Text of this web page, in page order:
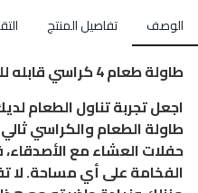
الوصف تفاصيل المنتج
طاولة طعام 4 كراسي قابله للطي بتصميم مميز بعدة الوان
اجعل تجربة تناول الطعام
طاولة الطعام والكراسي
حفلات العشاء مع
الفخامة على أي مساحة. لا